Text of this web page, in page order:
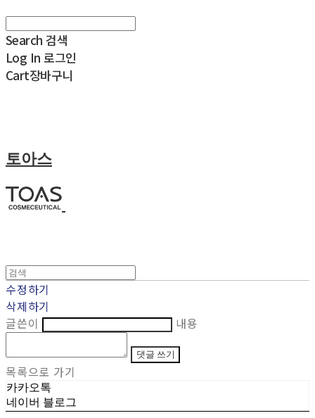
Search 검색
Log In 로그인
Cart장바구니
토아스
수정하기
삭제하기
글쓴이
내용
댓글 쓰기
목록으로 가기
카카오톡
네이버 블로그